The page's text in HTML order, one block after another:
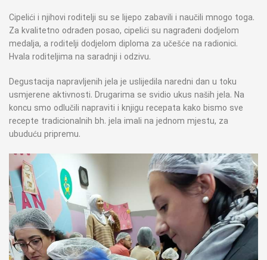
Cipelići i njihovi roditelji su se lijepo zabavili i naučili mnogo toga.
Za kvalitetno odrađen posao, cipelići su nagrađeni dodjelom
medalja, a roditelji dodjelom diploma za učešće na radionici.
Hvala roditeljima na saradnji i odzivu.
Degustacija napravljenih jela je uslijedila naredni dan u toku
usmjerene aktivnosti. Drugarima se svidio ukus naših jela. Na
koncu smo odlučili napraviti i knjigu recepata kako bismo sve
recepte tradicionalnih bh. jela imali na jednom mjestu, za
ubuduću pripremu.